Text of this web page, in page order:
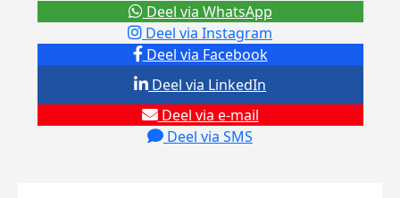
Deel via Facebook
Deel via Instagram
Deel via e-mail
Deel via SMS
Deel via LinkedIn
Deel via WhatsApp